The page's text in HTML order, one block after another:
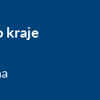
kraje